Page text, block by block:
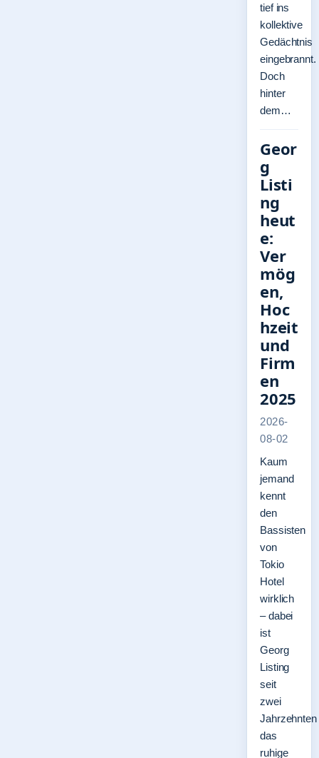
tief ins
kollektive
Gedächtnis
eingebrannt.
Doch
hinter
dem…
Geor
g
Listi
ng
heut
e:
Ver
mög
en,
Hoc
hzeit
und
Firm
en
2025
2026-
08-02
Kaum
jemand
kennt
den
Bassisten
von
Tokio
Hotel
wirklich
– dabei
ist
Georg
Listing
seit
zwei
Jahrzehnten
das
ruhige